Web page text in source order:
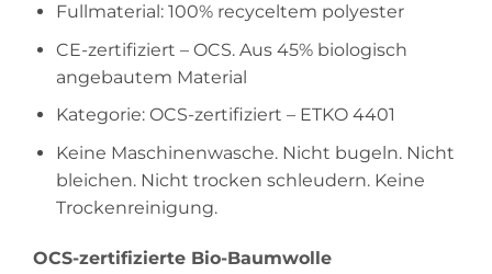
Fullmaterial: 100% recyceltem polyester
CE-zertifiziert – OCS. Aus 45% biologisch
angebautem Material
Kategorie: OCS-zertifiziert – ETKO 4401
Keine Maschinenwasche. Nicht bugeln. Nicht
bleichen. Nicht trocken schleudern. Keine
Trockenreinigung.
OCS-zertifizierte Bio-Baumwolle